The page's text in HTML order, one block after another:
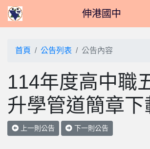
伸港國中
首頁 公告列表 公告內容
114年度高中職
升學管道簡章下
上一則公告 下一則公告